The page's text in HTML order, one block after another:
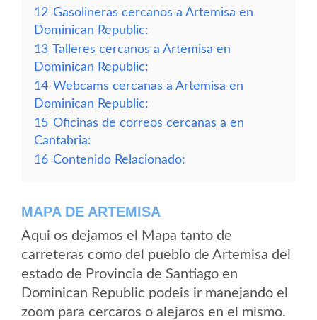
12 Gasolineras cercanos a Artemisa en
Dominican Republic:
13 Talleres cercanos a Artemisa en
Dominican Republic:
14 Webcams cercanas a Artemisa en
Dominican Republic:
15 Oficinas de correos cercanas a en
Cantabria:
16 Contenido Relacionado:
MAPA DE ARTEMISA
Aqui os dejamos el Mapa tanto de
carreteras como del pueblo de Artemisa del
estado de Provincia de Santiago en
Dominican Republic podeis ir manejando el
zoom para cercaros o alejaros en el mismo.